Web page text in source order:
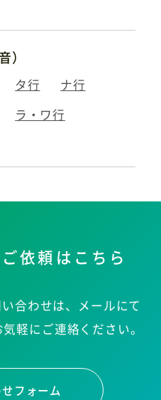
）
タ行
ナ行
ラ・ワ行
依頼はこちら
合わせは、メールにて
気軽にご連絡ください。
フォーム